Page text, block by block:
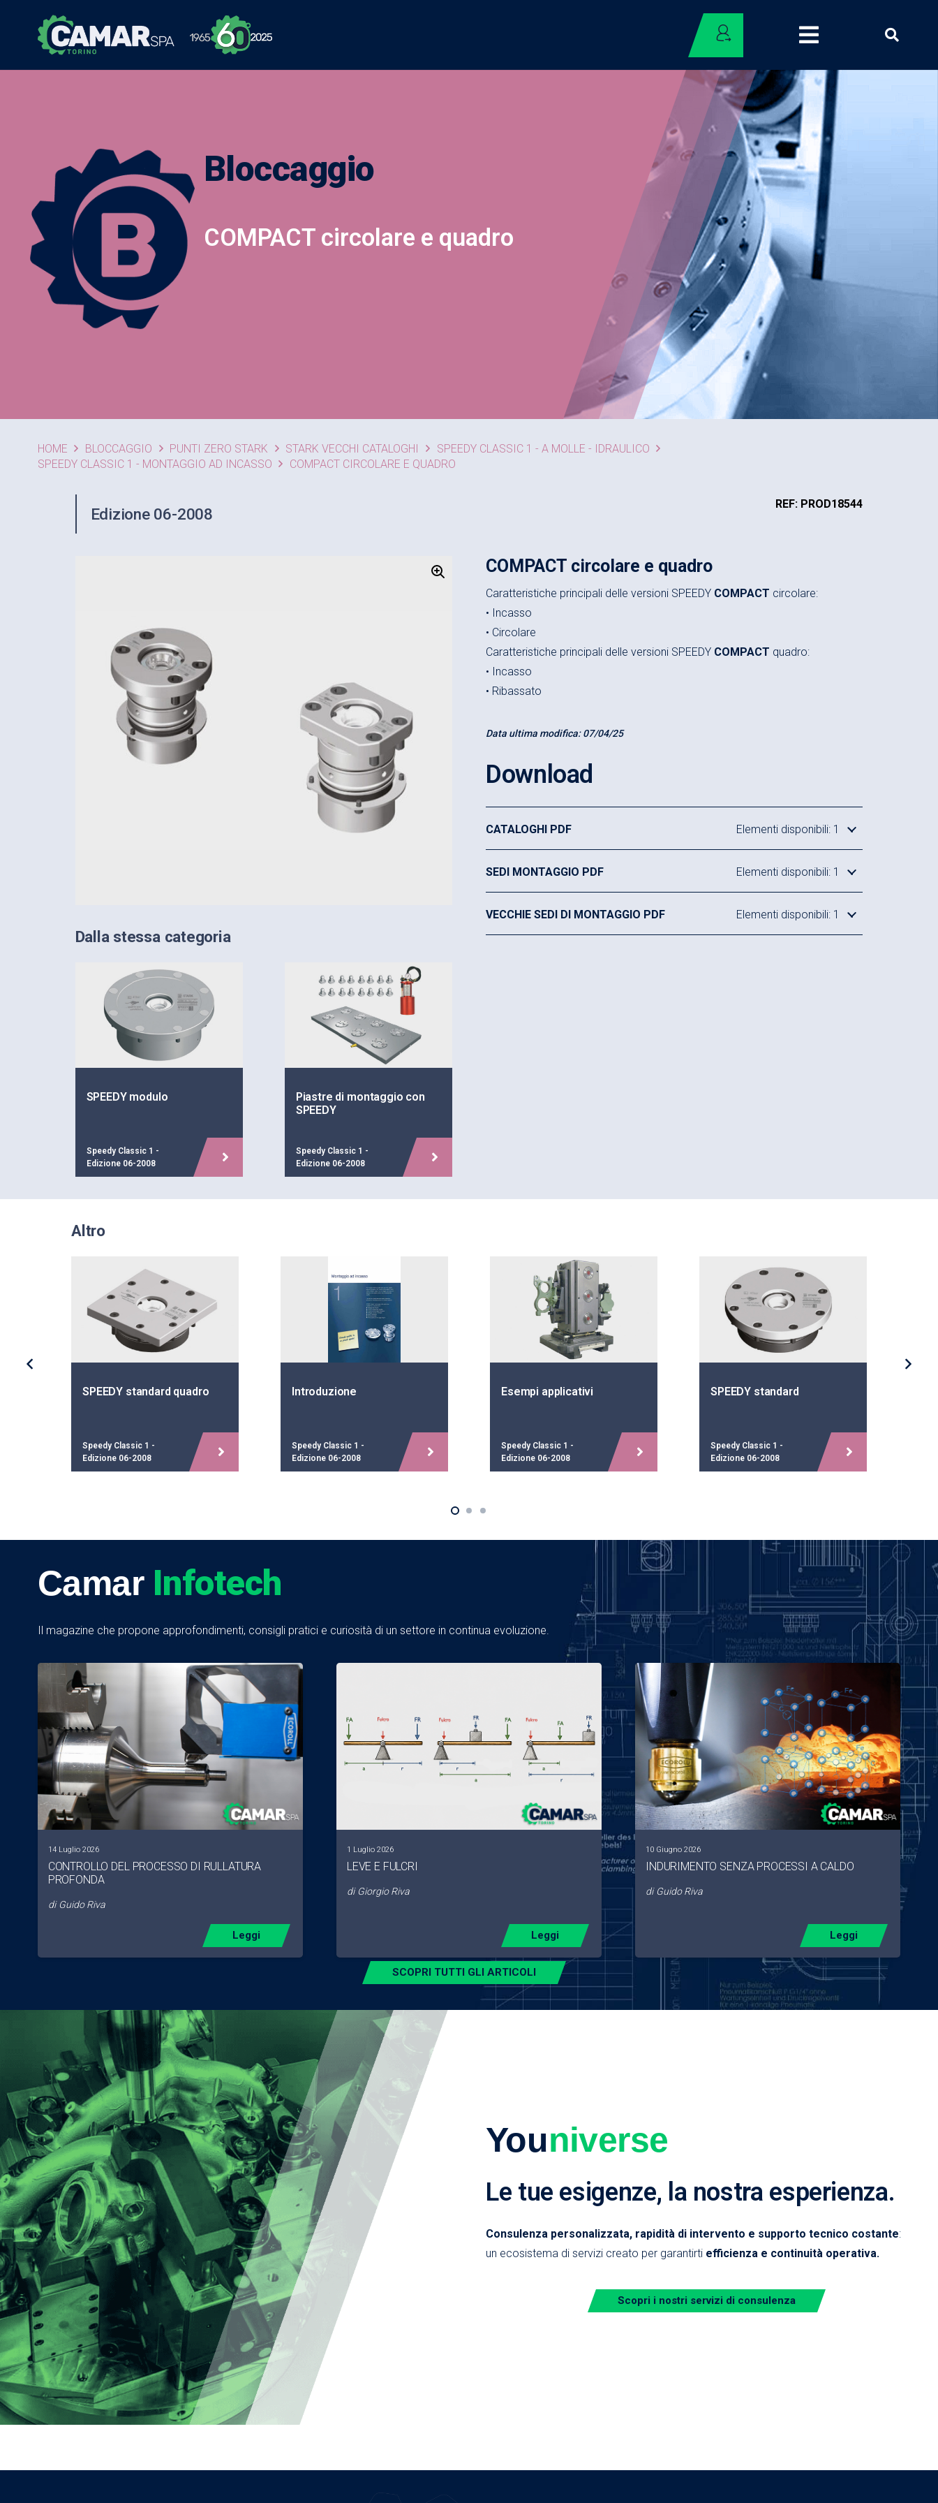
Bloccaggio
COMPACT circolare e quadro
HOME BLOCCAGGIO PUNTI ZERO STARK STARK VECCHI CATALOGHI
SPEEDY CLASSIC 1 - A MOLLE - IDRAULICO
SPEEDY CLASSIC 1 - MONTAGGIO AD INCASSO
COMPACT CIRCOLARE E QUADRO
Edizione 06-2008
REF: PROD18544
Dalla stessa categoria
SPEEDY modulo
Speedy Classic 1 -
Edizione 06-2008
Piastre di montaggio con
SPEEDY
Speedy Classic 1 -
Edizione 06-2008
COMPACT circolare e quadro
Caratteristiche principali delle versioni SPEEDY COMPACT circolare:
• Incasso
• Circolare
Caratteristiche principali delle versioni SPEEDY COMPACT quadro:
• Incasso
• Ribassato
Data ultima modifica:07/04/25
Download
CATALOGHI PDF Elementi disponibili: 1
SEDI MONTAGGIO PDF Elementi disponibili: 1
VECCHIE SEDI DI MONTAGGIO PDF Elementi disponibili: 1
Altro
SPEEDY standard quadro
Speedy Classic 1 -
Edizione 06-2008
Introduzione
Speedy Classic 1 -
Edizione 06-2008
Esempi applicativi
Speedy Classic 1 -
Edizione 06-2008
SPEEDY standard
Speedy Classic 1 -
Edizione 06-2008
Camar Infotech
Il magazine che propone approfondimenti, consigli pratici e curiosità di un settore in continua evoluzione.
14 Luglio 2026
CONTROLLO DEL PROCESSO DI RULLATURA
PROFONDA
di Guido Riva
Leggi
1 Luglio 2026
LEVE E FULCRI
di Giorgio Riva
Leggi
10 Giugno 2026
INDURIMENTO SENZA PROCESSI A CALDO
di Guido Riva
Leggi
SCOPRI TUTTI GLI ARTICOLI
Youniverse
Le tue esigenze, la nostra esperienza.
Consulenza personalizzata, rapidità di intervento e supporto tecnico costante:
un ecosistema di servizi creato per garantirti efficienza e continuità operativa.
Scopri i nostri servizi di consulenza